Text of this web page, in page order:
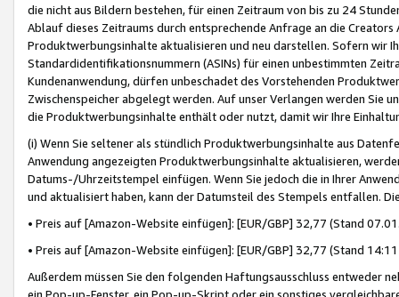
die nicht aus Bildern bestehen, für einen Zeitraum von bis zu 24
Ablauf dieses Zeitraums durch entsprechende Anfrage an die
Produktwerbungsinhalte aktualisieren und neu darstellen. Sofern wir
Standardidentifikationsnummern (ASINs) für einen unbestimmten
Kundenanwendung, dürfen unbeschadet des Vorstehenden
Zwischenspeicher abgelegt werden. Auf unser Verlangen werden Sie
die Produktwerbungsinhalte enthält oder nutzt, damit wir Ihre
(i) Wenn Sie seltener als stündlich Produktwerbungsinhalte aus
Anwendung angezeigten Produktwerbungsinhalte aktualisieren,
Datums-/Uhrzeitstempel einfügen. Wenn Sie jedoch die in Ihrer
und aktualisiert haben, kann der Datumsteil des Stempels entfallen.
• Preis auf [Amazon-Website einfügen]: [EUR/GBP] 32,77 (Stand
• Preis auf [Amazon-Website einfügen]: [EUR/GBP] 32,77 (Stand
Außerdem müssen Sie den folgenden Haftungsausschluss entweder
ein Pop-up-Fenster, ein Pop-up-Skript oder ein sonstiges